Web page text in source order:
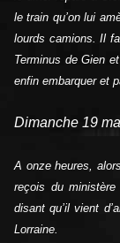
le train qu’on lui
lourds camions. Il
Terminus de Gien
enfin embarquer et
Dimanche 19
A onze heures,
reçois du
disant qu’il vient
Lorraine.